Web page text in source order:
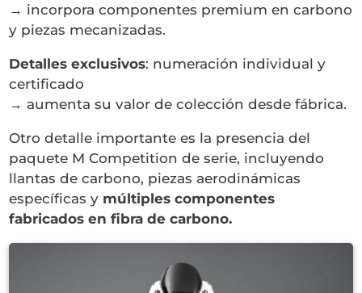
→ incorpora componentes premium en carbono
y piezas mecanizadas.
Detalles exclusivos: numeración individual y
certificado
→ aumenta su valor de colección desde fábrica.
Otro detalle importante es la presencia del
paquete M Competition de serie, incluyendo
llantas de carbono, piezas aerodinámicas
específicas y múltiples componentes
fabricados en fibra de carbono.